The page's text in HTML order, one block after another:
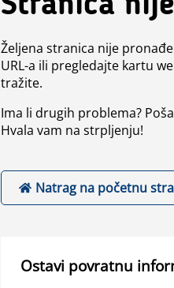
Stranica
Željena stranica nije
URL-a ili pregledajte kartu
tražite.
Ima li drugih problema?
Hvala vam na strpljenju!
Natrag na početnu
Ostavi povratnu